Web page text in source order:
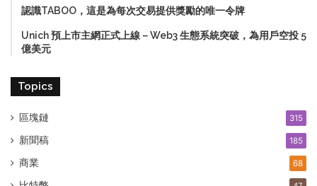
認識TABOO，這是為每次交易提供獎勵的唯一令牌
Unich 預上市主網正式上線－Web3 生態系統突破，為用戶空投 5
億美元
Topics
區塊鏈 315
新聞稿 185
商業 68